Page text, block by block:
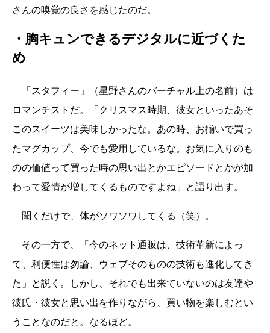
さんの嗅覚の良さを感じたのだ。
・胸キュンできるデジタルに近づくた
め
「スタフィー」（星野さんのバーチャル上の名前）は
ロマンチストだ。「クリスマス時期、彼女といったあそ
このスイーツは美味しかったな。あの時、お揃いで買っ
たマグカップ、今でも愛用しているな。お気に入りのも
のの価値って買った時の思い出とかエピソードとかが加
わって愛情が増してくるものですよね」と語り出す。
聞くだけで、体がソワソワしてくる（笑）。
その一方で、「今のネット通販は、技術革新によっ
て、利便性は勿論、ウェブそのものの技術も進化してき
た」と説く。しかし、それでも出来ていないのは友達や
彼氏・彼女と思い出を作りながら、買い物を楽しむとい
うことなのだと。なるほど。